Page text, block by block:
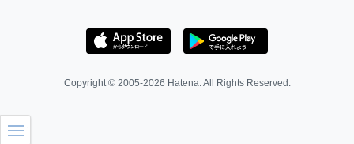
Copyright © 2005-2026 Hatena. All Rights Reserved.